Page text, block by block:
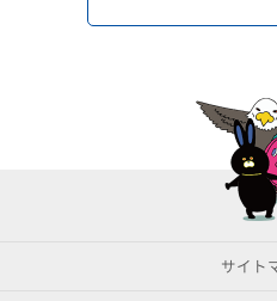
サイト